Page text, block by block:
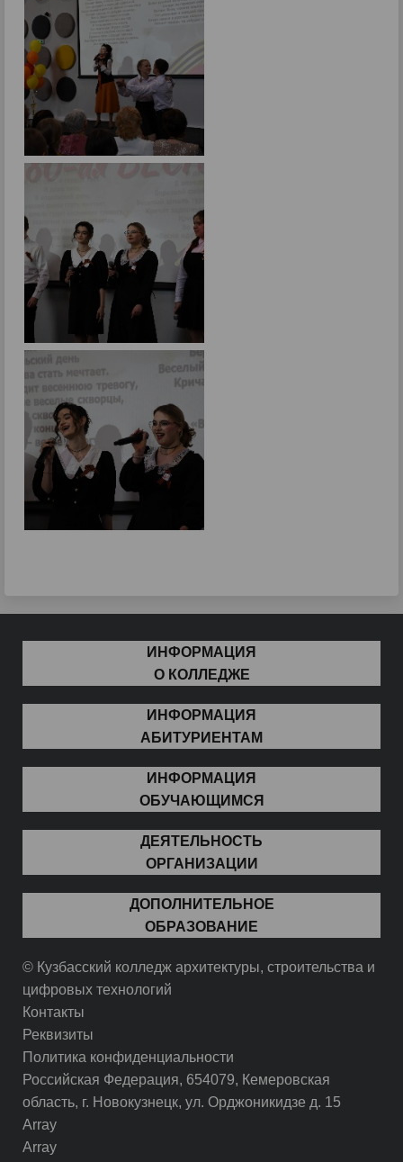
ИНФОРМАЦИЯ
О КОЛЛЕДЖЕ
ИНФОРМАЦИЯ
АБИТУРИЕНТАМ
ИНФОРМАЦИЯ
ОБУЧАЮЩИМСЯ
ДЕЯТЕЛЬНОСТЬ
ОРГАНИЗАЦИИ
ДОПОЛНИТЕЛЬНОЕ
ОБРАЗОВАНИЕ
© Кузбасский колледж архитектуры, строительства и
цифровых технологий
Контакты
Реквизиты
Политика конфиденциальности
Российская Федерация, 654079, Кемеровская
область, г. Новокузнецк, ул. Орджоникидзе д. 15
Array
Array